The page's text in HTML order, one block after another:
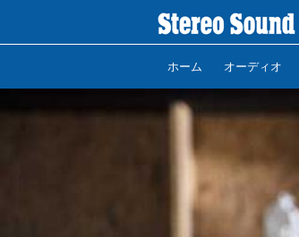
ホーム オーディオ